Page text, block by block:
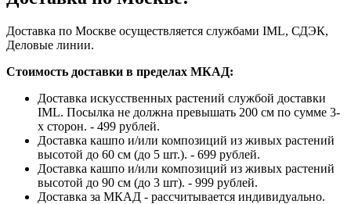
Доставка по Москве осуществляется службами IML, СДЭК,
Деловые линии.
Стоимость доставки в пределах МКАД:
Доставка искусственных растений службой доставки
IML. Посылка не должна превышать 200 см по сумме 3-
х сторон. - 499 рублей.
Доставка кашпо и/или композиций из живых растений
высотой до 60 см (до 5 шт.). - 699 рублей.
Доставка кашпо и/или композиций из живых растений
высотой до 90 см (до 3 шт). - 999 рублей.
Доставка за МКАД - рассчитывается индивидуально.